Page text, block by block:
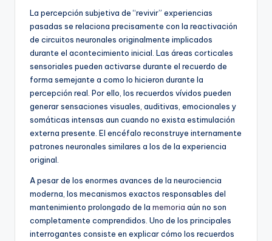
La percepción subjetiva de “revivir” experiencias
pasadas se relaciona precisamente con la reactivación
de circuitos neuronales originalmente implicados
durante el acontecimiento inicial. Las áreas corticales
sensoriales pueden activarse durante el recuerdo de
forma semejante a como lo hicieron durante la
percepción real. Por ello, los recuerdos vívidos pueden
generar sensaciones visuales, auditivas, emocionales y
somáticas intensas aun cuando no exista estimulación
externa presente. El encéfalo reconstruye internamente
patrones neuronales similares a los de la experiencia
original.
A pesar de los enormes avances de la neurociencia
moderna, los mecanismos exactos responsables del
mantenimiento prolongado de la memoria aún no son
completamente comprendidos. Uno de los principales
interrogantes consiste en explicar cómo los recuerdos